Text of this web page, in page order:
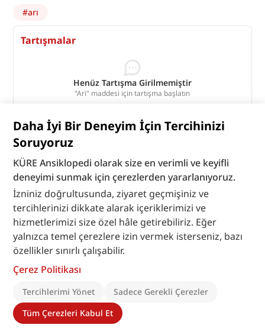
Daha İyi Bir Deneyim İçin Tercihinizi
Soruyoruz
KÜRE Ansiklopedi olarak size en verimli ve keyifli
deneyimi sunmak için çerezlerden yararlanıyoruz.
İzniniz doğrultusunda, ziyaret geçmişiniz ve
tercihlerinizi dikkate alarak içeriklerimizi ve
hizmetlerimizi size özel hâle getirebiliriz. Eğer
yalnızca temel çerezlere izin vermek isterseniz, bazı
özellikler sınırlı çalışabilir.
Çerez Politikası
Tercihlerimi Yönet
Sadece Gerekli Çerezler
Tüm Çerezleri Kabul Et
#arı
Tartışmalar
Henüz Tartışma Girilmemiştir
"Ari" maddesi için tartışma başlatın
Tartışmaları Görüntüle
Bu madde yapay zeka desteği ile üretilmiştir.